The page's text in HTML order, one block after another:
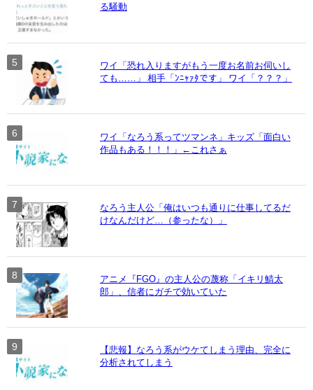
る騒動
ワイ「恐れ入りますがもう一度お名前お伺いし
ても……」 相手「ﾝﾆｬｧﾀです」 ワイ「？？？」
ワイ「なろう系ってツマンネ」キッズ「面白い
作品もある！！！」←これさぁ
なろう主人公「俺はいつも通りに仕事してるだ
けなんだけど…（参ったな）」
アニメ『FGO』の主人公の蔑称「イキリ鯖太
郎」、信者にガチで効いていた
【悲報】なろう系がウケてしまう理由、完全に
分析されてしまう